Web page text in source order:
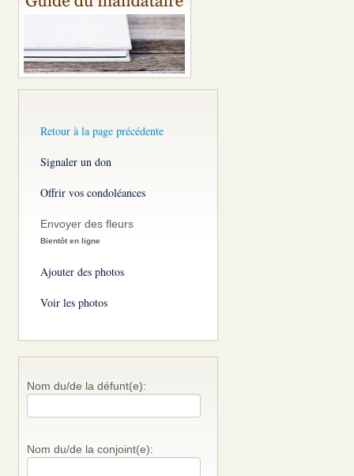
Retour à la page précédente
Signaler un don
Offrir vos condoléances
Envoyer des fleurs
Bientôt en ligne
Ajouter des photos
Voir les photos
Nom du/de la défunt(e):
Nom du/de la conjoint(e):